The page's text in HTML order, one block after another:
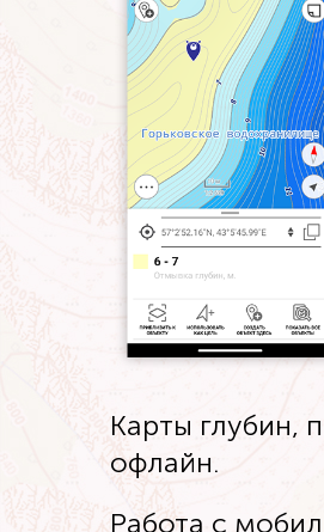
Карты глубин,
офлайн.
Работа с